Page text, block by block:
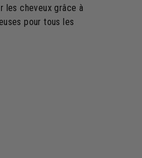
les cheveux grâce à
pour tous les